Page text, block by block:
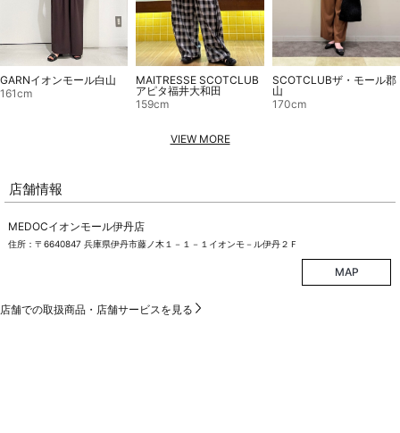
GARNイオンモール白山
161cm
MAITRESSE SCOTCLUB
アピタ福井大和田
159cm
SCOTCLUBザ・モール郡
山
170cm
VIEW MORE
店舗情報
MEDOCイオンモール伊丹店
住所：〒6640847 兵庫県伊丹市藤ノ木１－１－１イオンモ－ル伊丹２Ｆ
MAP
店舗での取扱商品・店舗サービスを見る